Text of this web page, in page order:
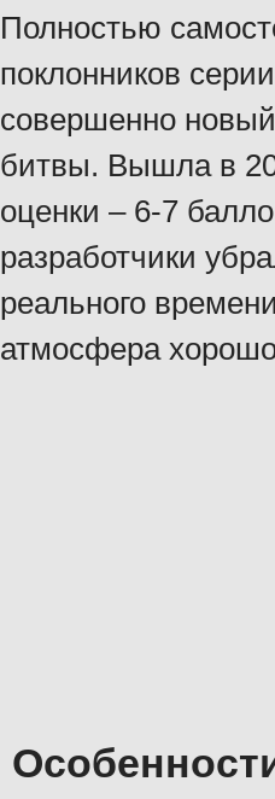
Полностью
поклонников
совершенно
битвы. Вышла в
оценки – 6-7
разработчики
реального
атмосфера